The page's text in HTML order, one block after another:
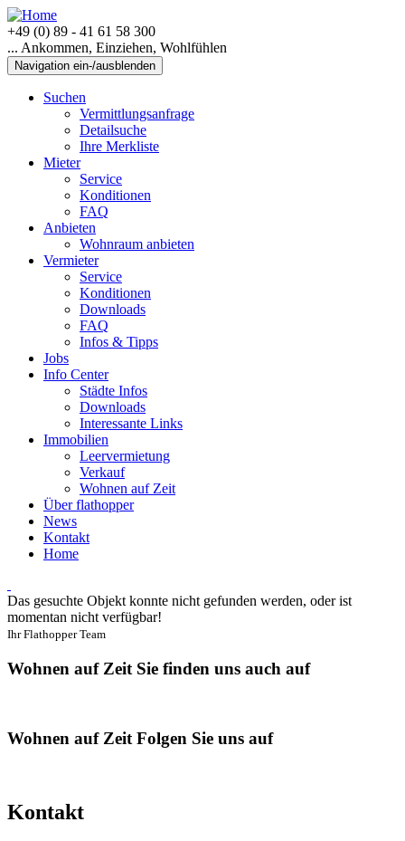
+49 (0) 89 - 41 61 58 300
... Ankommen, Einziehen, Wohlfühlen
Navigation ein-/ausblenden
Suchen
Vermittlungsanfrage
Detailsuche
Ihre Merkliste
Mieter
Service
Konditionen
FAQ
Anbieten
Wohnraum anbieten
Vermieter
Service
Konditionen
Downloads
FAQ
Infos & Tipps
Jobs
Info Center
Städte Infos
Downloads
Interessante Links
Immobilien
Leervermietung
Verkauf
Wohnen auf Zeit
Über flathopper
News
Kontakt
Home
Das gesuchte Objekt konnte nicht gefunden werden, oder ist
momentan nicht verfügbar!
Ihr Flathopper Team
Wohnen auf Zeit Sie finden uns auch auf
Wohnen auf Zeit Folgen Sie uns auf
Kontakt